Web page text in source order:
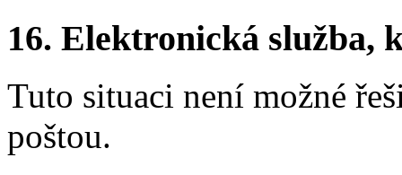
16. Elektronická služba,
Tuto situaci není možné
poštou.